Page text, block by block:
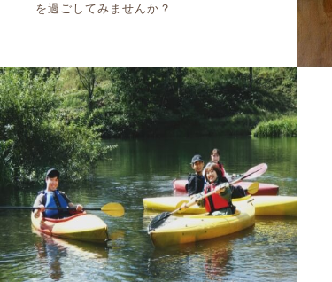
を過ごしてみませんか？